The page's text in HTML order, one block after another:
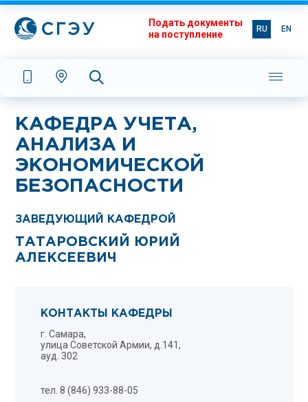
RU EN
Подать документы
на поступление
КАФЕДРА УЧЕТА,
АНАЛИЗА И
ЭКОНОМИЧЕСКОЙ
БЕЗОПАСНОСТИ
ЗАВЕДУЮЩИЙ КАФЕДРОЙ
ТАТАРОВСКИЙ ЮРИЙ
АЛЕКСЕЕВИЧ
КОНТАКТЫ КАФЕДРЫ
г. Самара,
улица Советской Армии, д.141,
ауд. 302
тел. 8 (846) 933-88-05